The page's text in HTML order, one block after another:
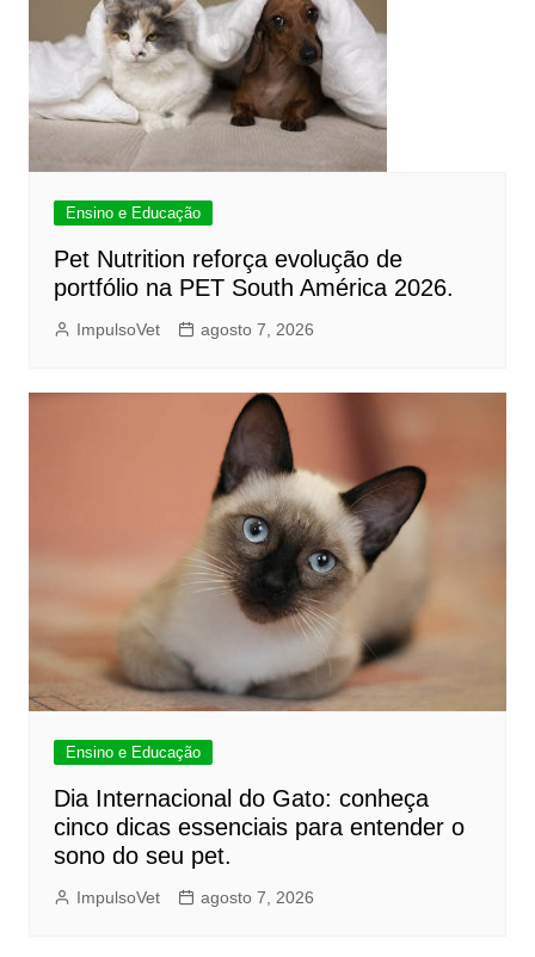
Ensino e Educação
Pet Nutrition reforça evolução de
portfólio na PET South América 2026.
ImpulsoVet agosto 7, 2026
Ensino e Educação
Dia Internacional do Gato: conheça
cinco dicas essenciais para entender o
sono do seu pet.
ImpulsoVet agosto 7, 2026